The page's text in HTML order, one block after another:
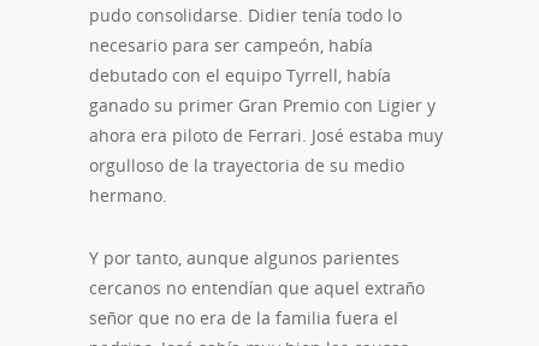
pudo consolidarse. Didier tenía todo lo
necesario para ser campeón, había
debutado con el equipo Tyrrell, había
ganado su primer Gran Premio con Ligier y
ahora era piloto de Ferrari. José estaba muy
orgulloso de la trayectoria de su medio
hermano.
Y por tanto, aunque algunos parientes
cercanos no entendían que aquel extraño
señor que no era de la familia fuera el